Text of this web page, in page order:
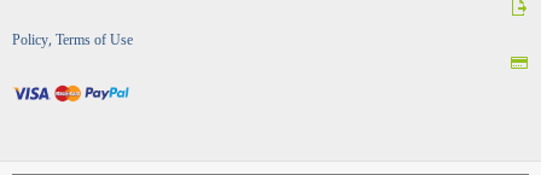
Policy, Terms of Use